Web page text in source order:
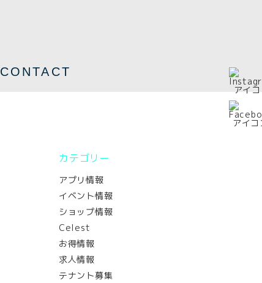
CONTACT
カテゴリー
アプリ情報
イベント情報
ショップ情報
Celest
お得情報
求人情報
テナント募集